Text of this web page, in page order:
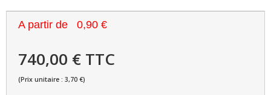
A partir de 0,90 €
740,00 € TTC
(Prix unitaire : 3,70 €)